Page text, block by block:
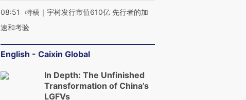
08:51
特稿｜宇树发行市值610亿 先行者的加
速和考验
English - Caixin Global
In Depth: The Unfinished
Transformation of China’s
LGFVs